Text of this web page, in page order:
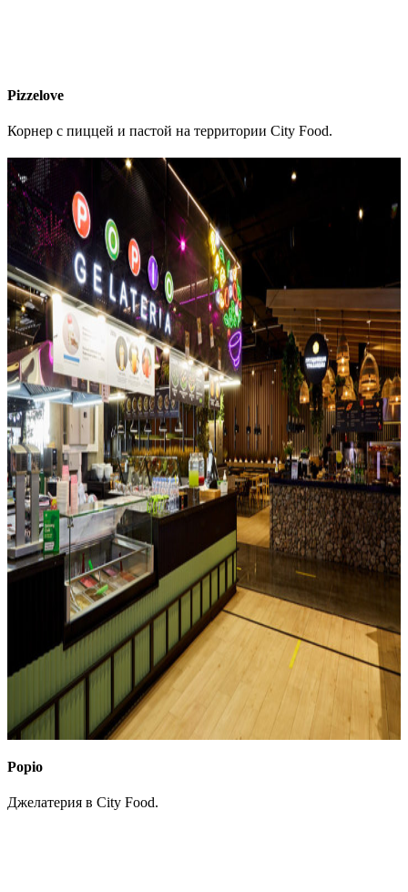
Pizzelove
Корнер с пиццей и пастой на территории City Food.
Popio
Джелатерия в City Food.